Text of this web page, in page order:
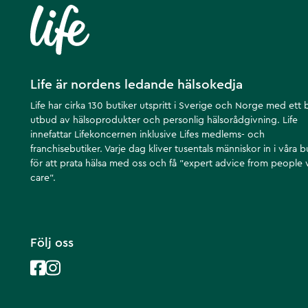
Artikelnummer:
Life är nordens ledande hälsokedja
Life har cirka 130 butiker utspritt i Sverige och Norge med ett
utbud av hälsoprodukter och personlig hälsorådgivning. Life
innefattar Lifekoncernen inklusive Lifes medlems- och
franchisebutiker. Varje dag kliver tusentals människor in i våra
för att prata hälsa med oss och få ”expert advice from people
care”.
Följ oss